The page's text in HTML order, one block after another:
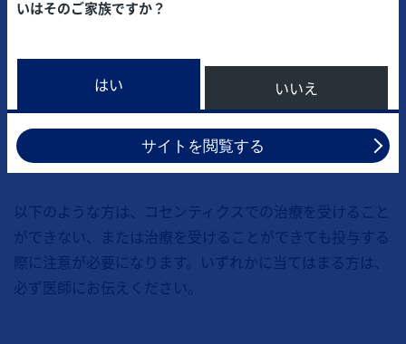
以下のような方は、コセンティクスでの治療を受けること
ができない、または治療を受けることができても投与する
際に注意が必要になります。いずれかに当てはまる方は、
必ず医師にお伝えください。
いはそのご家族ですか？
はい いいえ
サイトを閲覧する